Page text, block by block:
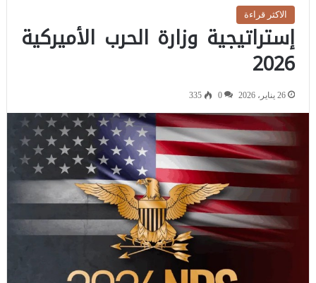
الاكثر قراءة
إستراتيجية وزارة الحرب الأميركية
2026
26 يناير، 2026 0
335